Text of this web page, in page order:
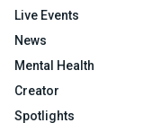
Live Events
News
Mental Health
Creator
Spotlights